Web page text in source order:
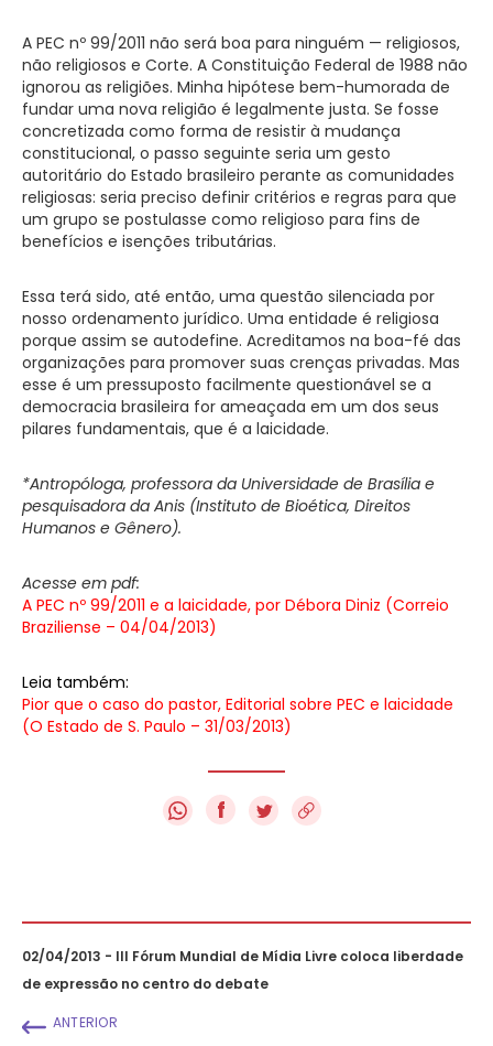
A PEC nº 99/2011 não será boa para ninguém — religiosos,
não religiosos e Corte. A Constituição Federal de 1988 não
ignorou as religiões. Minha hipótese bem-humorada de
fundar uma nova religião é legalmente justa. Se fosse
concretizada como forma de resistir à mudança
constitucional, o passo seguinte seria um gesto
autoritário do Estado brasileiro perante as comunidades
religiosas: seria preciso definir critérios e regras para que
um grupo se postulasse como religioso para fins de
benefícios e isenções tributárias.
Essa terá sido, até então, uma questão silenciada por
nosso ordenamento jurídico. Uma entidade é religiosa
porque assim se autodefine. Acreditamos na boa-fé das
organizações para promover suas crenças privadas. Mas
esse é um pressuposto facilmente questionável se a
democracia brasileira for ameaçada em um dos seus
pilares fundamentais, que é a laicidade.
*Antropóloga, professora da Universidade de Brasília e
pesquisadora da Anis (Instituto de Bioética, Direitos
Humanos e Gênero).
Acesse em pdf:
A PEC nº 99/2011 e a laicidade, por Débora Diniz (Correio
Braziliense – 04/04/2013)
Leia também:
Pior que o caso do pastor, Editorial sobre PEC e laicidade
(O Estado de S. Paulo – 31/03/2013)
f
02/04/2013 - III Fórum Mundial de Mídia Livre coloca liberdade
de expressão no centro do debate
ANTERIOR